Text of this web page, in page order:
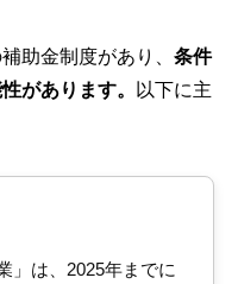
助金制度があり、 条件
があります。
以下に主
」は、2025年までに